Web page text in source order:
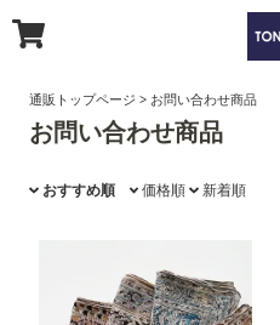
通販トップページ > お問い合わせ商品
お問い合わせ商品
おすすめ順 価格順 新着順